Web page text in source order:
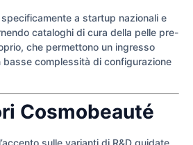
a startup nazionali e
cataloghi di cura della pelle pre-
che permettono un ingresso
basse complessità di configurazione
Cosmobeauté
sulle varianti di R&D guidate